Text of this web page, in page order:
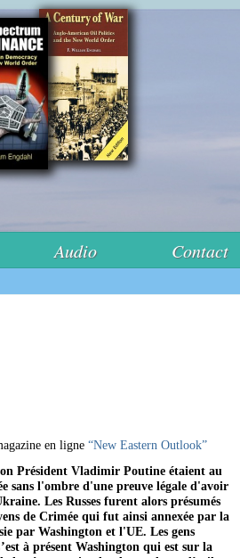
Audio Contact
en ligne “New Eastern Outlook”
Président Vladimir Poutine étaient au
sans l'ombre d'une preuve légale d'avoir
Les Russes furent alors présumés
de Crimée qui fut ainsi annexée par la
par Washington et l'UE. Les gens
à présent Washington qui est sur la